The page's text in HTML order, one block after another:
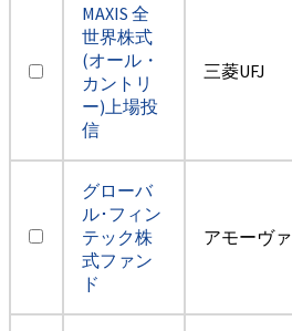
MAXIS 全
世界株式
(オール・
カントリ
ー)上場投
信
三菱UFJ
グローバ
ル･フィン
テック株
式ファン
ド
アモーヴァ